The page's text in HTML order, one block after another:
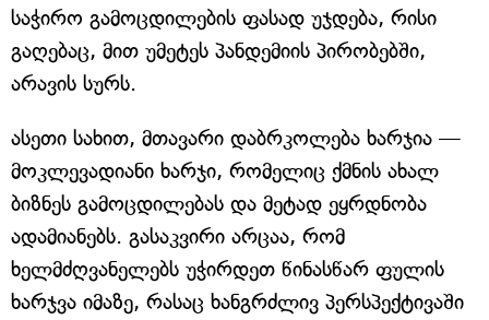
საჭირო გამოცდილების ფასად უჯდება, რისი
გაღებაც, მით უმეტეს პანდემიის პირობებში,
არავის სურს.
ასეთი სახით, მთავარი დაბრკოლება ხარჯია —
მოკლევადიანი ხარჯი, რომელიც ქმნის ახალ
ბიზნეს გამოცდილებას და მეტად ეყრდნობა
ადამიანებს. გასაკვირი არცაა, რომ
ხელმძღვანელებს უჭირდეთ წინასწარ ფულის
ხარჯვა იმაზე, რასაც ხანგრძლივ პერსპექტივაში